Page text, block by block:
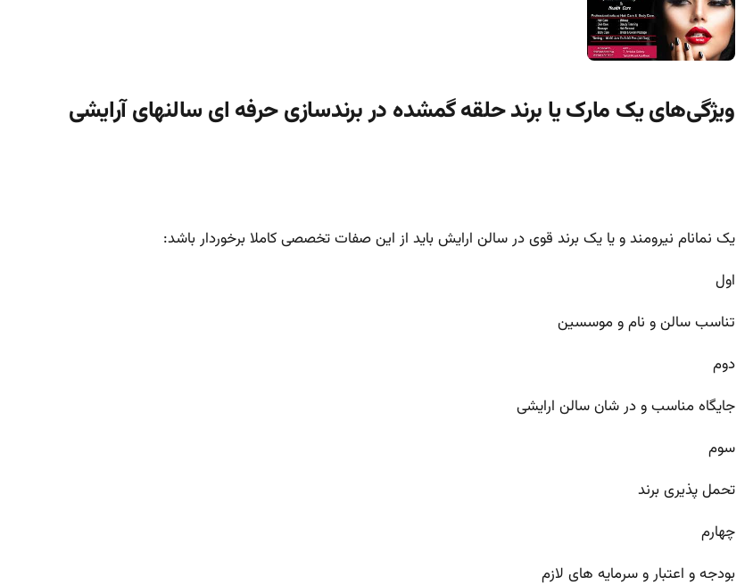
ویژگی‌های یک مارک یا برند حلقه گمشده در برندسازی حرفه ای سالنهای آرایشی
یک نمانام نیرومند و یا یک برند قوی در سالن ارایش باید از این صفات تخصصی کاملا برخوردار باشد:
اول
تناسب سالن و نام و موسسین
دوم
جایگاه مناسب و در شان سالن ارایشی
سوم
تحمل پذیری برند
چهارم
بودجه و اعتبار و سرمایه های لازم